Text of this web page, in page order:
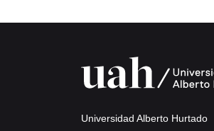
Universidad Alberto Hurtado